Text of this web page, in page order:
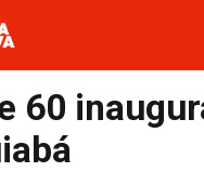
60